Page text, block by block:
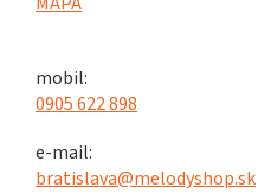
mobil:
0905 622 898
e-mail:
bratislava@melodyshop.sk